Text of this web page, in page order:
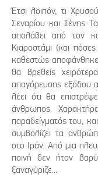
Έτσι λοιπόν, τι
Σεναρίου και Ξένης
απολάβει από τον
Κιαροστάμι (και
καθεστώς
θα βρεθείς
απαγόρευσης εξόδου
λέει ότι θα
άνθρωπος.
παραδείγματός του,
συμβολίζει τα
στο Ιράν. Από μια
ποινή δεν ήταν
ξαναγύριζε...